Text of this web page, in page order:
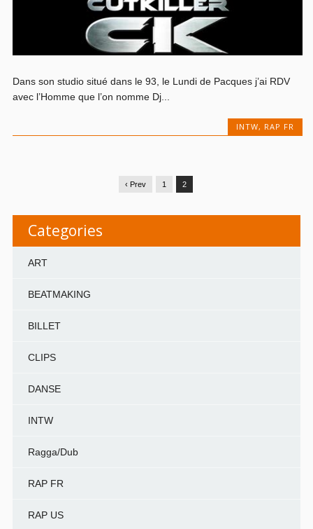
Dans son studio situé dans le 93, le Lundi de Pacques j’ai RDV
avec l’Homme que l’on nomme Dj...
INTW, RAP FR
‹ Prev 1 2
Categories
ART
BEATMAKING
BILLET
CLIPS
DANSE
INTW
Ragga/Dub
RAP FR
RAP US